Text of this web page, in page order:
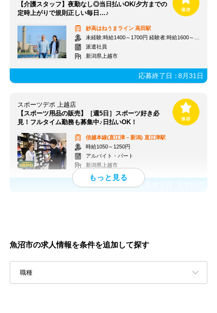
【介護スタッフ】夜勤なし◎当日払いOK/夕方までの
定時上がりで規則正しい毎日…♪
妙高はねうまライン 高田駅
未経験:時給1400～1700円 経験者:時給1600～1900円+交通費全額
派遣社員
新潟県上越市
応募終了日：8月31日
スポーツデポ 上越店
【スポーツ用品の販売】［週5日］スポーツ好き必
見！フルタイム勤務も募集中♪日払いOK！
信越本線(直江津－新潟) 直江津駅
時給1050～1250円
アルバイト・パート
新潟県上越市
応募終了日：
魚沼市の求人情報を条件を追加して探す
職種